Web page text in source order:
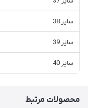
سایز 38
سایز 39
سایز 40
محصولات مرتبط